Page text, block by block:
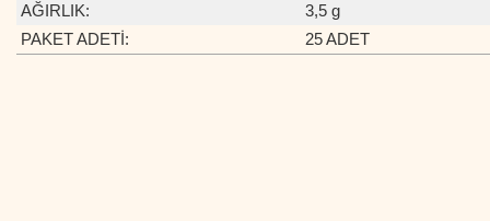
AĞIRLIK:
3,5 g
PAKET ADETİ:
25 ADET